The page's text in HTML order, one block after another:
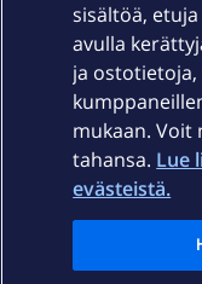
Palvelut
Ajankohtaista
Elisa Oyj
sisältöä,
avulla
ja ostotietoja,
mukaan.
tahansa. Lue
evästeistä.